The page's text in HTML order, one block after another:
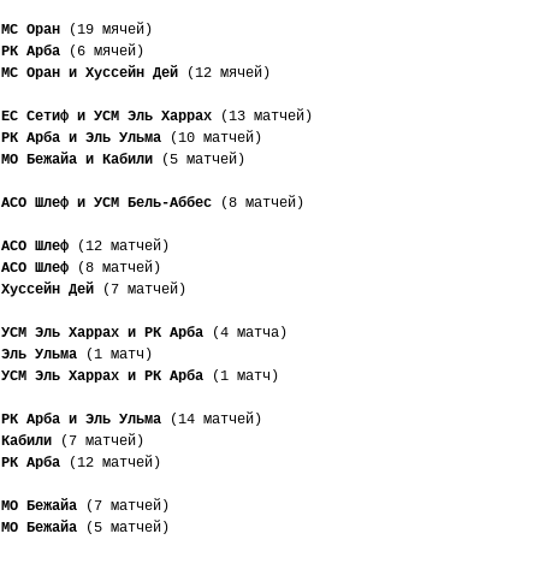
МС Оран (19 мячей)
РК Арба (6 мячей)
МС Оран и Хуссейн Дей (12 мячей)
ЕС Сетиф и УСМ Эль Харрах (13 матчей)
РК Арба и Эль Ульма (10 матчей)
МО Бежайа и Кабили (5 матчей)
АСО Шлеф и УСМ Бель-Аббес (8 матчей)
АСО Шлеф (12 матчей)
АСО Шлеф (8 матчей)
Хуссейн Дей (7 матчей)
УСМ Эль Харрах и РК Арба (4 матча)
Эль Ульма (1 матч)
УСМ Эль Харрах и РК Арба (1 матч)
РК Арба и Эль Ульма (14 матчей)
Кабили (7 матчей)
РК Арба (12 матчей)
МО Бежайа (7 матчей)
МО Бежайа (5 матчей)